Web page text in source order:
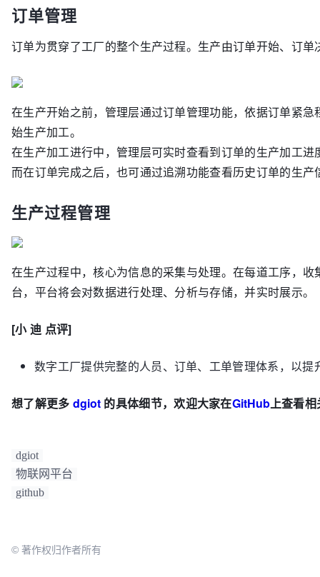
订单管理
订单为贯穿了工厂的整个生产过程。生产由订单开始、订
在生产开始之前，管理层通过订单管理功能，依据订单紧
始生产加工。
在生产加工进行中，管理层可实时查看到订单的生产加工
而在订单完成之后，也可通过追溯功能查看历史订单的生产
生产过程管理
在生产过程中，核心为信息的采集与处理。在每道工序，
台，平台将会对数据进行处理、分析与存储，并实时展示。
[小 迪 点评]
数字工厂提供完整的人员、订单、工单管理体系，以提
想了解更多 dgiot 的具体细节，欢迎大家在GitHub上查看
dgiot
物联网平台
github
© 著作权归作者所有